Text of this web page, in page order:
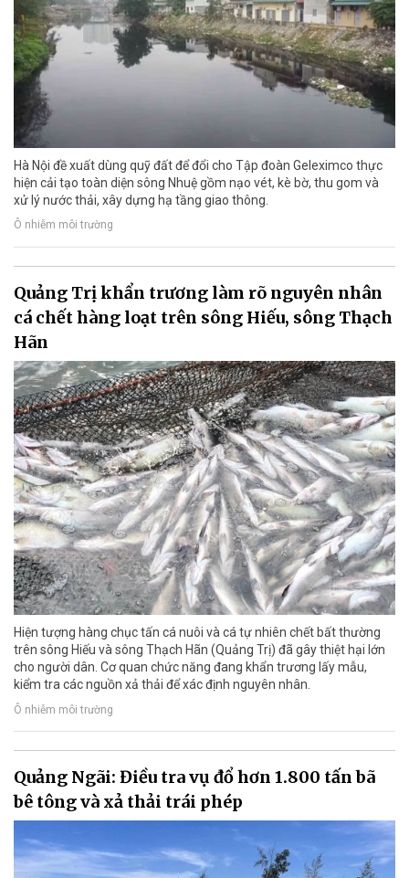
Hà Nội đề xuất dùng quỹ đất để đổi cho Tập đoàn Geleximco thực
hiện cải tạo toàn diện sông Nhuệ gồm nạo vét, kè bờ, thu gom và
xử lý nước thải, xây dựng hạ tầng giao thông.
Ô nhiễm môi trường
Quảng Trị khẩn trương làm rõ nguyên nhân
cá chết hàng loạt trên sông Hiếu, sông Thạch
Hãn
Hiện tượng hàng chục tấn cá nuôi và cá tự nhiên chết bất thường
trên sông Hiếu và sông Thạch Hãn (Quảng Trị) đã gây thiệt hại lớn
cho người dân. Cơ quan chức năng đang khẩn trương lấy mẫu,
kiểm tra các nguồn xả thải để xác định nguyên nhân.
Ô nhiễm môi trường
Quảng Ngãi: Điều tra vụ đổ hơn 1.800 tấn bã
bê tông và xả thải trái phép